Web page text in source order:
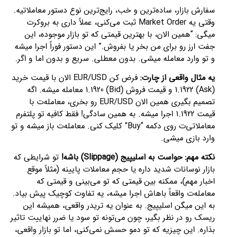
سفارش بازار، ساده‌ترین و خب، رایج‌ترین نوع دستور معاملاتیه.
وقتی یه Market Order ثبت می‌کنی، عملاً داری به بروکرت
میگی: “همین الان، با بهترین قیمتی که تو بازار موجوده، این
جفت ارز رو برای من بخر یا بفروش.” این دستور فوراً اجرا میشه
و تو وارد معامله میشی. بدون معطلی. سریع و بدون اما و اگر.
یه مثال واقعی از چارت:
فرض کن EUR/USD الان با قیمت خرید
(Ask) 1.1922 و قیمت فروش (Bid) 1.1920 معامله میشه. اگه
تصمیم بگیری همین الان EUR/USD رو بخری، معامله‌ت با
قیمت 1.1922 اجرا میشه. به همین سادگی! فقط کافیه تو پلتفرم
معاملاتی‌ت روی دکمه “Buy” کلیک کنی. معامله‌ت باز میشه و تو
وارد بازی میشی.
نکته مهم: حواست به اسلیپیج (Slippage) باشه!
تو شرایطی که
بازار نوسانات شدید داره یا حجم معاملات پایینه (مثلاً موقع
اخبار مهم)، ممکنه بین قیمتی که تو می‌بینی و قیمتی که
معامله‌ت واقعاً باهاش اجرا میشه، یه تفاوت کوچیک پیش بیاد.
به این میگن اسلیپیج. به عنوان یه تریدر واقعی، همیشه این
ریسک رو در نظر بگیر، چون می‌تونه تو سود یا ضرر نهاییت تاثیر
بذاره. این چیزیه که تو دمو حسش نمی‌کنی، اما تو بازار واقعی،